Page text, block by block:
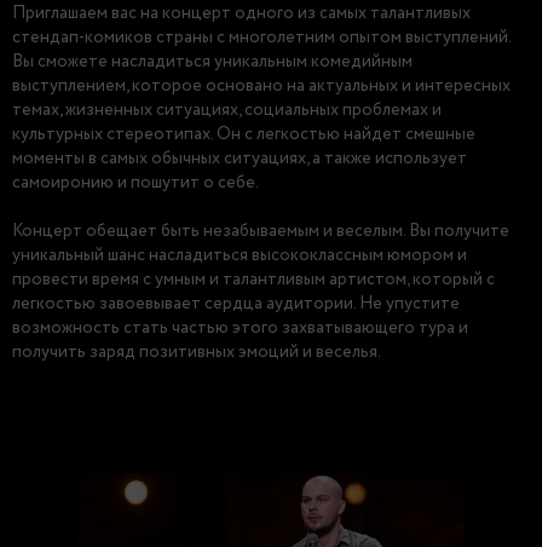
Приглашаем вас на концерт одного из самых талантливых
стендап-комиков страны с многолетним опытом выступлений.
Вы сможете насладиться уникальным комедийным
выступлением, которое основано на актуальных и интересных
темах, жизненных ситуациях, социальных проблемах и
культурных стереотипах. Он с легкостью найдет смешные
моменты в самых обычных ситуациях, а также использует
самоиронию и пошутит о себе.
Концерт обещает быть незабываемым и веселым. Вы получите
уникальный шанс насладиться высококлассным юмором и
провести время с умным и талантливым артистом, который с
легкостью завоевывает сердца аудитории. Не упустите
возможность стать частью этого захватывающего тура и
получить заряд позитивных эмоций и веселья.